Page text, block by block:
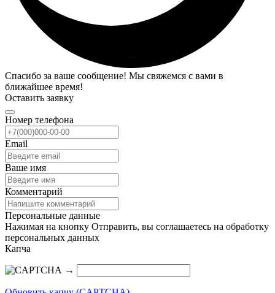
Спасибо за ваше сообщение! Мы свяжемся с вами в
ближайшее время!
Оставить заявку
Номер телефона
Email
Ваше имя
Комментарий
Персональные данные
Нажимая на кнопку Отправить, вы соглашаетесь на обработку
персональных данных
Капча
→